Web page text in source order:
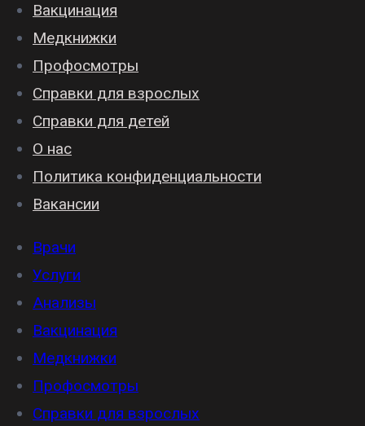
Вакцинация
Медкнижки
Профосмотры
Справки для взрослых
Справки для детей
О нас
Политика конфиденциальности
Вакансии
Врачи
Услуги
Анализы
Вакцинация
Медкнижки
Профосмотры
Справки для взрослых